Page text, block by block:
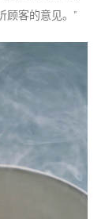
顾客的意见。”